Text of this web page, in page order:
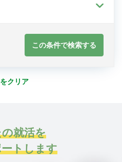
この条件で検索する
クリア
就活を
トします